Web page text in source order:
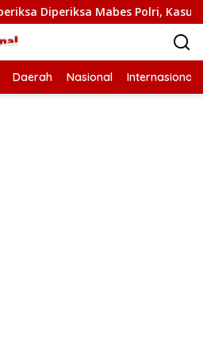
Mabes Polri, Kasus Apa?
Daerah Nasional Internasional